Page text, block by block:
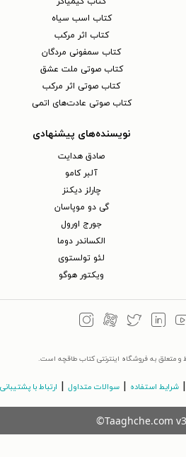
کتاب اسب سیاه
کتاب اثر مرکب
کتاب سمفونی مردگان
کتاب صوتی ملت عشق
کتاب صوتی اثر مرکب
کتاب صوتی عادت‌های اتمی
نویسنده‌های پیشنهادی
صادق هدایت
آلبر کامو
چارلز دیکنز
گی دو موپاسان
جورج اورول
الکساندر دوما
لئو تولستوی
ویکتور هوگو
متعلق به فروشگاه اینترنتی کتاب طاقچه است.
شرایط استفاده سوالات متداول ارتباط با پشتیبانی
©Taaghche.com v